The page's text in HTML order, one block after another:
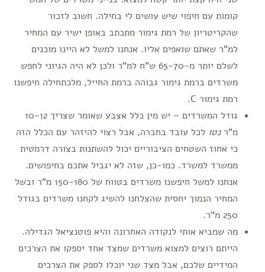
קומות עם חיפוי שיש עושים לי בחילה. חשוב לזכור
שהקריטריון של רמת גימור מתכתב באופן ישיר עם המחיר
למ"ר שאתם שואפים אליו. אנחנו למשל לא היינו מוכנים
לשלם יותר מ-65-70 ש"ח למ"ר ולכן לא היה הגיוני לחפש
משרדים ברמת גימור גבוהה ברמת החייל, מלכתחילה חיפשנו
רמת גימור C.
גודל המשרדים – יש מין כלל אצבע שאומר שצריך 10-12
מ"רנטו לכל עובד בחברה, אבל רצוי להיזהר עם הכלל הזה
כי אחוז השטחים הציבוריים יכול להשתנות בצורה דרמטית
ממשרד למשרד. כמו-כן, שזה לא יגביל אתכם בחיפושים.
אנחנו למשל חיפשנו משרדים בטווח של 150-180 מ"ר ובשל
המחיר הנמוך יחסית שהצלחנו להשיג לקחנו משרדים בגודל
250 מ"ר.
מה שמביא אותי לנקודה האחרונה והיא פוטנציאל הגדילה.
הייתם רוצים למצוא משרדים שמצד אחד יספקו את הצרכים
המידיים שלכם, אבל מצד שני יוכלו לספק את הצרכים